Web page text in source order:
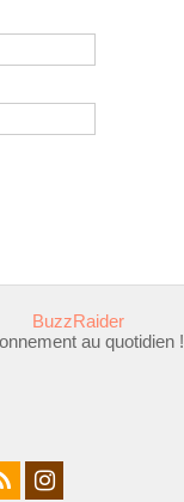
BuzzRaider
au quotidien !